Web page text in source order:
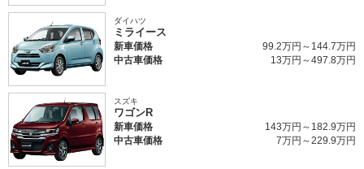
ダイハツ
ミライース
新車価格
99.2万円～144.7万円
中古車価格
13万円～497.8万円
スズキ
ワゴンR
新車価格
143万円～182.9万円
中古車価格
7万円～229.9万円